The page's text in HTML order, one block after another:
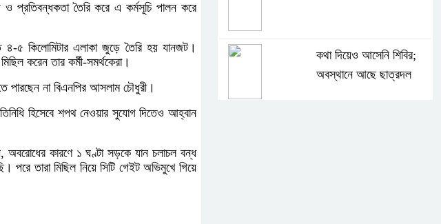
ও প্রতিবন্ধকতা তৈরি করে এ কর্মসূচি পালন করে
৫ কিলোমিটার এলাকা জুড়ে তৈরি হয় যানজট।
করেন তার কর্মী-সমর্থকেরা।
পারছেন না বিএনপির আসলাম চৌধুরী।
হিসেবে শপথ নেওয়ার সুযোগ দিতেও আহ্বান
অবরোধের কারণে ১ ঘণ্টা সড়কে যান চলাচল বন্ধ
পরে তারা মিছিল নিয়ে সিটি গেইট অভিমুখে গিয়ে
কথা দিয়েও আসেনি শিবির;
অবস্থানে আছে ছাত্রদল